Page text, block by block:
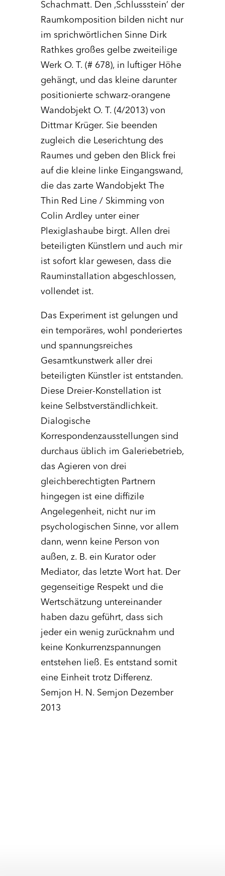
Schachmatt. Den ‚Schlussstein’ der
Raumkomposition bilden nicht nur
im sprichwörtlichen Sinne Dirk
Rathkes großes gelbe zweiteilige
Werk O. T. (# 678), in luftiger Höhe
gehängt, und das kleine darunter
positionierte schwarz-orangene
Wandobjekt O. T. (4/2013) von
Dittmar Krüger. Sie beenden
zugleich die Leserichtung des
Raumes und geben den Blick frei
auf die kleine linke Eingangswand,
die das zarte Wandobjekt The
Thin Red Line / Skimming von
Colin Ardley unter einer
Plexiglashaube birgt. Allen drei
beteiligten Künstlern und auch mir
ist sofort klar gewesen, dass die
Rauminstallation abgeschlossen,
vollendet ist.
Das Experiment ist gelungen und
ein temporäres, wohl ponderiertes
und spannungsreiches
Gesamtkunstwerk aller drei
beteiligten Künstler ist entstanden.
Diese Dreier-Konstellation ist
keine Selbstverständlichkeit.
Dialogische
Korrespondenzausstellungen sind
durchaus üblich im Galeriebetrieb,
das Agieren von drei
gleichberechtigten Partnern
hingegen ist eine diffizile
Angelegenheit, nicht nur im
psychologischen Sinne, vor allem
dann, wenn keine Person von
außen, z. B. ein Kurator oder
Mediator, das letzte Wort hat. Der
gegenseitige Respekt und die
Wertschätzung untereinander
haben dazu geführt, dass sich
jeder ein wenig zurücknahm und
keine Konkurrenzspannungen
entstehen ließ. Es entstand somit
eine Einheit trotz Differenz.
Semjon H. N. Semjon Dezember
2013